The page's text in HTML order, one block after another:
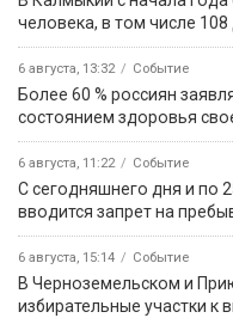
человека, в том числе 108
6 августа, 13:32 Событие
Более 60 % россиян
состоянием здоровья
6 августа, 11:22 Событие
С сегодняшнего дня и по
вводится запрет на
6 августа, 15:14 Событие
В Черноземельском и
избирательные участки к